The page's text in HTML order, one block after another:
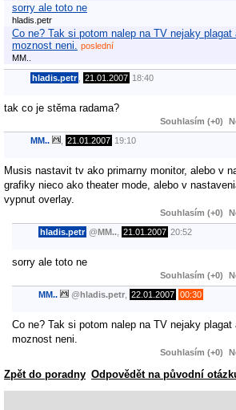
sorry ale toto ne
hladis.petr
Co ne? Tak si potom nalep na TV nejaky
moznost neni.
poslední
MM..
hladis.petr 21.01.2007 18:40
tak co je stěma radama?
Souhlasím (+0)
MM.. 21.01.2007 19:10
Musis nastavit tv ako primarny monitor, alebo v
grafiky nieco ako theater mode, alebo v
vypnut overlay.
Souhlasím (+0)
hladis.petr @MM.. 21.01.2007 20:52
sorry ale toto ne
Souhlasím (+0)
MM.. @hladis.petr 22.01.2007 00:30
Co ne? Tak si potom nalep na TV nejaky
moznost neni.
Souhlasím (+0)
Zpět do poradny Odpovědět na původní